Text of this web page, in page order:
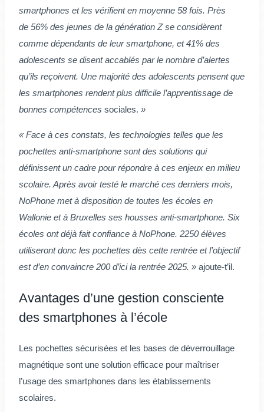
smartphones et les vérifient en moyenne 58 fois. Près
de 56% des jeunes de la génération Z se considèrent
comme dépendants de leur smartphone, et 41% des
adolescents se disent accablés par le nombre d’alertes
qu’ils reçoivent. Une majorité des adolescents pensent que
les smartphones rendent plus difficile l’apprentissage de
bonnes compétences sociales. »
« Face à ces constats, les technologies telles que les
pochettes anti-smartphone sont des solutions qui
définissent un cadre pour répondre à ces enjeux en milieu
scolaire. Après avoir testé le marché ces derniers mois,
NoPhone met à disposition de toutes les écoles en
Wallonie et à Bruxelles ses housses anti-smartphone. Six
écoles ont déjà fait confiance à NoPhone. 2250 élèves
utiliseront donc les pochettes dès cette rentrée et l’objectif
est d’en convaincre 200 d’ici la rentrée 2025. » ajoute-t’il.
Avantages d’une gestion consciente
des smartphones à l’école
Les pochettes sécurisées et les bases de déverrouillage
magnétique sont une solution efficace pour maîtriser
l’usage des smartphones dans les établissements
scolaires.